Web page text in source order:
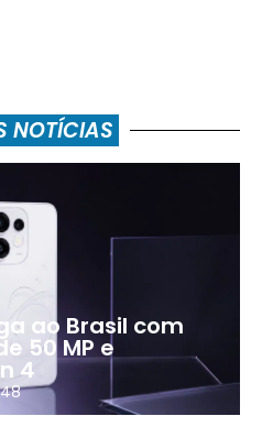
NOTÍCIAS
ao Brasil com
50 MP e
4